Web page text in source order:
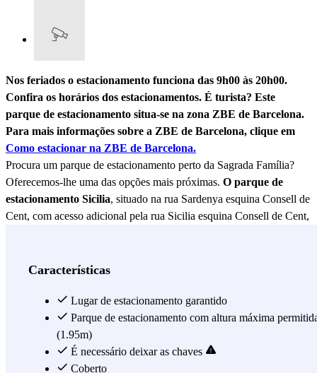
Nos feriados o estacionamento funciona das 9h00 às 20h00.
Confira os horários dos estacionamentos. É turista? Este
parque de estacionamento situa-se na zona ZBE de Barcelona.
Para mais informações sobre a ZBE de Barcelona, clique em
Como estacionar na ZBE de Barcelona.
Procura um parque de estacionamento perto da Sagrada Família?
Oferecemos-lhe uma das opções mais próximas. O parque de
estacionamento Sicilia, situado na rua Sardenya esquina Consell de
Cent, com acesso adicional pela rua Sicilia esquina Consell de Cent,
de interesse mais emblemáticos da cidade, proporcionando
e turísticas de Barcelona. A apenas 5 minutos do parque de
estacionamento Sicilia encontra-se a majestosa Basílica da Sagrada
Família, a igreja, ainda em construção, é famosa pela sua
impressionante arquitetura e fachadas detalhadas que narram a vida
de Jesus. Se continuar por esta área, encontrará a Av. Gaudí, que
Características
Lugar de estacionamento garantido
Parque de estacionamento com altura máxima
(1.95m)
É necessário deixar as chaves
Coberto